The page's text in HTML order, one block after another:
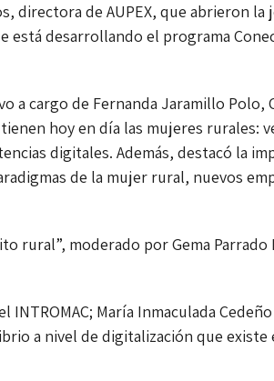
directora de AUPEX, que abrieron la
desarrollando el programa
a cargo de Fernanda Jaramillo Polo,
hoy en día las mujeres rurales:
digitales. Además, destacó la
de la mujer rural, nuevos
rural”, moderado por Gema Parrado
María Inmaculada
a nivel de digitalización que existe